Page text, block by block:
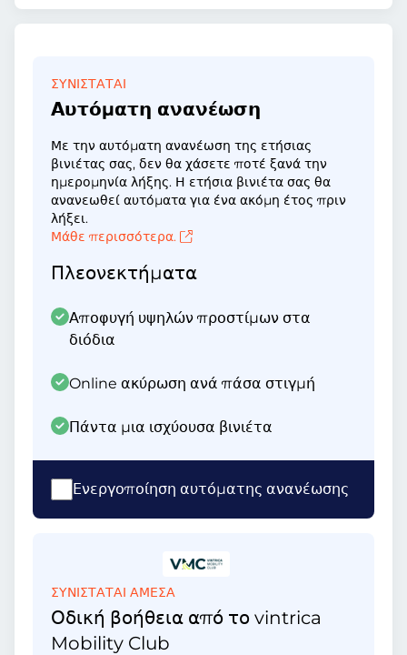
ΣΥΝΙΣΤΆΤΑΙ
Αυτόματη ανανέωση
Με την αυτόματη ανανέωση της ετήσιας
βινιέτας σας, δεν θα χάσετε ποτέ ξανά την
ημερομηνία λήξης. Η ετήσια βινιέτα σας θα
ανανεωθεί αυτόματα για ένα ακόμη έτος πριν
λήξει.
Μάθε περισσότερα.
Πλεονεκτήματα
Αποφυγή υψηλών προστίμων στα
διόδια
Online ακύρωση ανά πάσα στιγμή
Πάντα μια ισχύουσα βινιέτα
Ενεργοποίηση αυτόματης ανανέωσης
ΣΥΝΙΣΤΑΤΑΙ ΑΜΕΣΑ
Οδική βοήθεια από το vintrica
Mobility Club